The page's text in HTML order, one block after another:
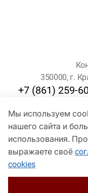
Мы используем
нашего сайта и
использования.
выражаете своё
cookies
350000, г.
+7 (861) 259-
Для
©
Сетевое издание
службой по надзору в
и массовых
Пашковская, 2).